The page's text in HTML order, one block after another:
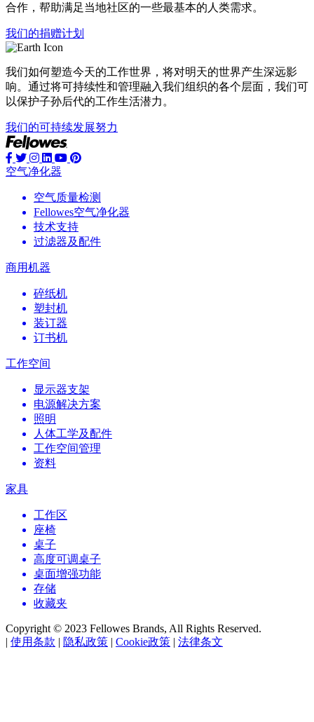
合作，帮助满足当地社区的一些最基本的人类需求。
我们的捐赠计划
我们如何塑造今天的工作世界，将对明天的世界产生深远影
响。通过将可持续性和管理融入我们组织的各个层面，我们可
以保护子孙后代的工作生活潜力。
我们的可持续发展努力
空气净化器
空气质量检测
Fellowes空气净化器
技术支持
过滤器及配件
商用机器
碎纸机
塑封机
装订器
订书机
工作空间
显示器支架
电源解决方案
照明
人体工学及配件
工作空间管理
资料
家具
工作区
座椅
桌子
高度可调桌子
桌面增强功能
存储
收藏夹
Copyright © 2023 Fellowes Brands, All Rights Reserved.
| 使用条款 | 隐私政策 | Cookie政策 | 法律条文